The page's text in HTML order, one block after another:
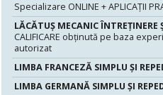
Specializare ONLINE + APLICAȚII
LĂCĂTUŞ MECANIC ÎNTREŢINERE
CALIFICARE obținută pe baza
autorizat
LIMBA FRANCEZĂ SIMPLU ȘI
LIMBA GERMANĂ SIMPLU ȘI